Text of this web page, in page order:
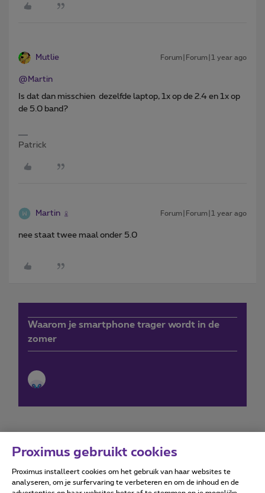
Mutlie Forum|Forum|1 year ago
@Martin
Is dat dan misschien dezelfde laptop, 1x op de 2.4 en 1x op
de 5.0 band?
Patrick
Martin Forum|Forum|1 year ago
nee staat twee maal onder 5.0
Waarom je smartphone trager wordt in de
zomer
Forumvoorwaarden Accessibility statement
Proximus gebruikt cookies
Proximus installeert cookies om het gebruik van haar websites te
analyseren, om je surfervaring te verbeteren en om de inhoud en de